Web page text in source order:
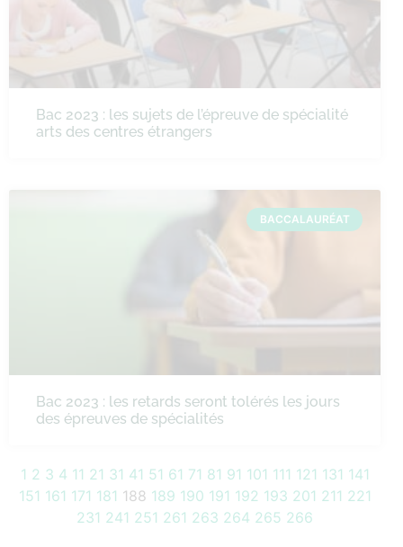
Bac 2023 : les sujets de l’épreuve de spécialité
arts des centres étrangers
BACCALAURÉAT
Bac 2023 : les retards seront tolérés les jours
des épreuves de spécialités
1 2 3 4 11 21 31 41 51 61 71 81 91 101 111 121 131 141
151 161 171 181 188 189 190 191 192 193 201 211 221
231 241 251 261 263 264 265 266